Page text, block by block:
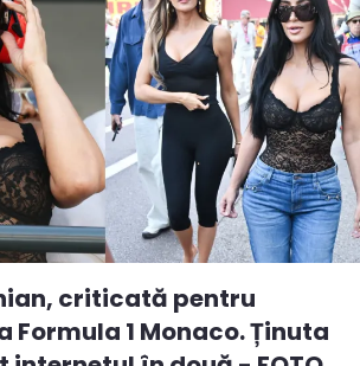
criticată pentru
Formula 1 Monaco. Ținuta